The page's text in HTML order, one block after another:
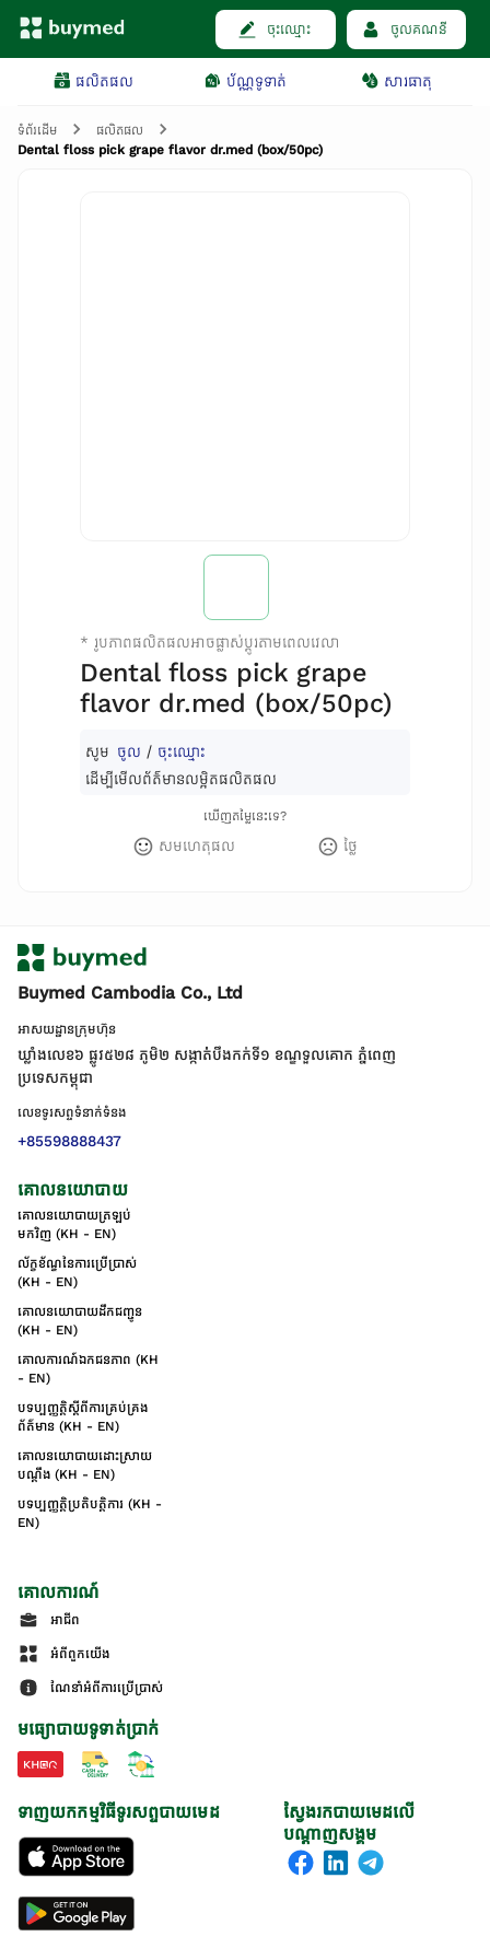
ចុះឈ្មោះ ចូលគណនី
ផលិតផល ប័ណ្ណទូទាត់ សារធាតុ
ទំព័រដើម
ផលិតផល
Dental floss pick grape flavor dr.med (box/50pc)
* រូបភាពផលិតផលអាចផ្លាស់ប្តូរតាមពេលវេលា
Dental floss pick grape
flavor dr.med (box/50pc)
សូម ចូល / ចុះឈ្មោះ
ដើម្បីមើលព័ត៌មានលម្អិតផលិតផល
ឃើញតម្លៃនេះទេ?
សមហេតុផល ថ្លៃ
Buymed Cambodia Co., Ltd
អាសយដ្ឋានក្រុមហ៊ុន
ឃ្លាំងលេខ៦ ផ្លូវ៥២៨ ភូមិ២ សង្កាត់់បឹងកក់ទី១ ខណ្ឌទួលគោក ភ្នំពេញ
ប្រទេសកម្ពុជា
លេខទូរសព្ទទំនាក់ទំនង
+85598888437
គោលនយោបាយ
គោលនយោបាយត្រឡប់
មកវិញ (KH - EN)
ល័ក្ខខ័ណ្ឌនៃការប្រើប្រាស់
(KH - EN)
គោលនយោបាយដឹកជញ្ជូន
(KH - EN)
គោលការណ៍ឯកជនភាព (KH
- EN)
បទប្បញ្ញត្តិស្តីពីការគ្រប់គ្រង
ព័ត៌មាន (KH - EN)
គោលនយោបាយដោះស្រាយ
បណ្ដឹង (KH - EN)
បទប្បញ្ញត្តិប្រតិបត្តិការ (KH -
EN)
គោលការណ៍
អាជីព
អំពីពួកយើង
ណែនាំអំពីការប្រើប្រាស់
មធ្យោបាយទូទាត់ប្រាក់
ស្វែងរកបាយមេដលើ
បណ្តាញសង្គម
ទាញយកកម្មវិធីទូរសព្ទបាយមេដ